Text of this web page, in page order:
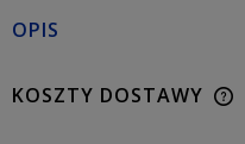
OPIS
KOSZTY DOSTAWY